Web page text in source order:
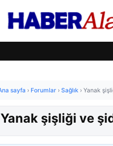
sayfa › Forumlar › Sağlık › Yanak
Yanak şişliği ve